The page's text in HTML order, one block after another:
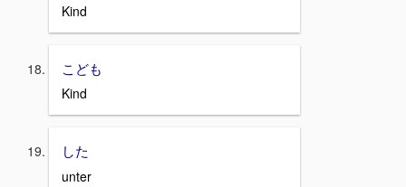
Kind
こども
Kind
した
unter